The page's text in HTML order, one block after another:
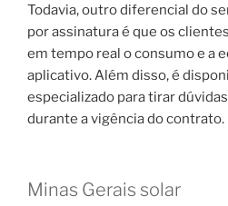
Todavia, outro diferencial do
por assinatura é que os
em tempo real o consumo e a
aplicativo. Além disso, é
especializado para tirar
durante a vigência do contrato.
Minas Gerais solar